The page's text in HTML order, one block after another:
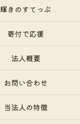
輝きのすてっぷ
寄付で応援
法人概要
お問い合わせ
当法人の特徴